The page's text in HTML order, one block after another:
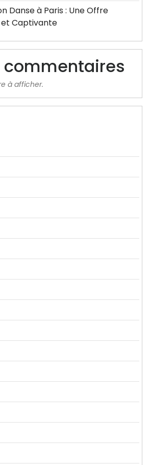
Danse à Paris : Une Offre
Captivante
commentaires
à afficher.